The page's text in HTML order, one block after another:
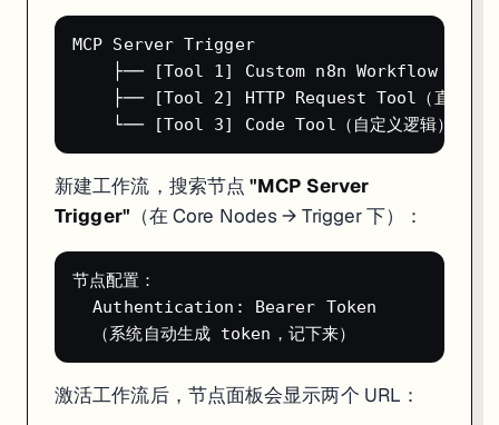
方向二：在 n8n 工作流内调外部 MCP 服务器
除了对外暴露工具，n8n AI Agent 自身也能作为 MCP 客户端，调用外
配置 MCP Client Tool 节点
在 AI Agent 的 Tool 插槽点击+，选"MCP Client Tool"
Transport: SSE（或 Streamable HTTP）
连好后，AI Agent 会自动发现该 MCP 服务器提供的所有工具，无需
：让 n8n AI Agent 访问 GitHub MCP、Slack MCP、Notion
生产部署注意：Nginx 的 SSE 缓冲问题
MCP Server Trigger
├── [Tool 1] Custom n8n Workflow Tool（
├── [Tool 2] HTTP Request Tool（直接调
新建工作流，搜索节点"MCP Server
Trigger" （在 Core Nodes → Trigger 下）：
节点配置：
  Authentication: Bearer Token
激活工作流后，节点面板会显示两个 URL：